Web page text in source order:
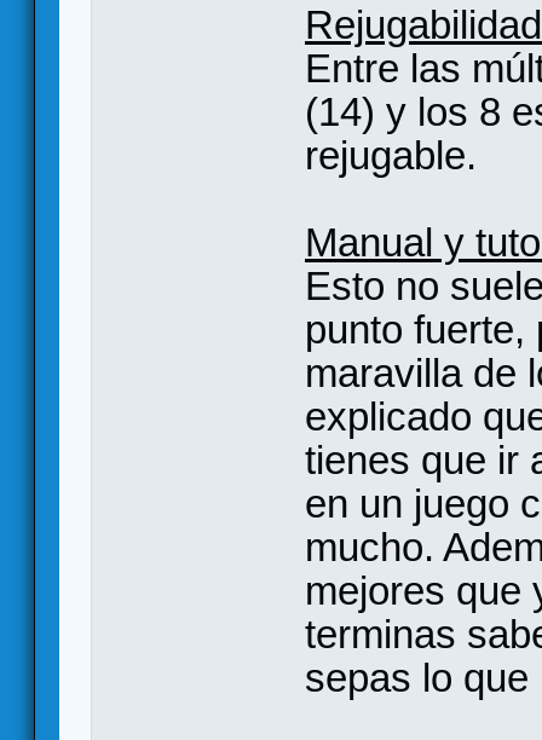
Rejugabilidad
Entre las
(14) y los 8
rejugable.
Manual y
Esto no
punto fuerte,
maravilla de
explicado
tienes que ir
en un juego
mucho.
mejores que
terminas
sepas lo